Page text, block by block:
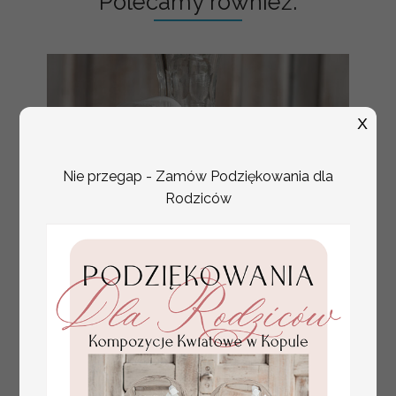
Nie przegap - Zamów Podziękowania dla
Rodziców
X